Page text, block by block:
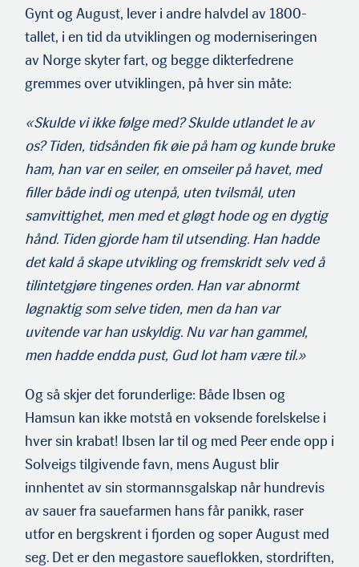
Gynt og August, lever i andre halvdel av 1800-
tallet, i en tid da utviklingen og moderniseringen
av Norge skyter fart, og begge dikterfedrene
gremmes over utviklingen, på hver sin måte:
«Skulde vi ikke følge med? Skulde utlandet le av
os? Tiden, tidsånden fik øie på ham og kunde bruke
ham, han var en seiler, en omseiler på havet, med
filler både indi og utenpå, uten tvilsmål, uten
samvittighet, men med et gløgt hode og en dygtig
hånd. Tiden gjorde ham til utsending. Han hadde
det kald å skape utvikling og fremskridt selv ved å
tilintetgjøre tingenes orden. Han var abnormt
løgnaktig som selve tiden, men da han var
uvitende var han uskyldig. Nu var han gammel,
men hadde endda pust, Gud lot ham være til.»
Og så skjer det forunderlige: Både Ibsen og
Hamsun kan ikke motstå en voksende forelskelse i
hver sin krabat! Ibsen lar til og med Peer ende opp i
Solveigs tilgivende favn, mens August blir
innhentet av sin stormannsgalskap når hundrevis
av sauer fra sauefarmen hans får panikk, raser
utfor en bergskrent i fjorden og soper August med
seg. Det er den megastore saueflokken, stordriften,